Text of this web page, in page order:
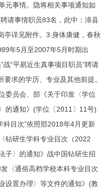
元事情。隐将相关事项通知如
请事情职员83名，此中：漳县
亭详见附件。3.身体康健，春秋
年5月至2007年5月时期出
“平易近生真事项目职员”聘请
求的学历、专业及其他前提。
委员会、部《关于印发〈学位
的通知》(学位〔2011〕11号)
科目次”依照部2018年4月更新
钻研生学科专业目次（2022
子〉的通知》战中国钻研生招
〈通俗高档学校本科专业目次
设置办理〉等文件的通知》(教